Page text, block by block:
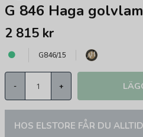
G 846 Haga
2 815 kr
G846/15
- +
HOS ELSTORE FÅR DU